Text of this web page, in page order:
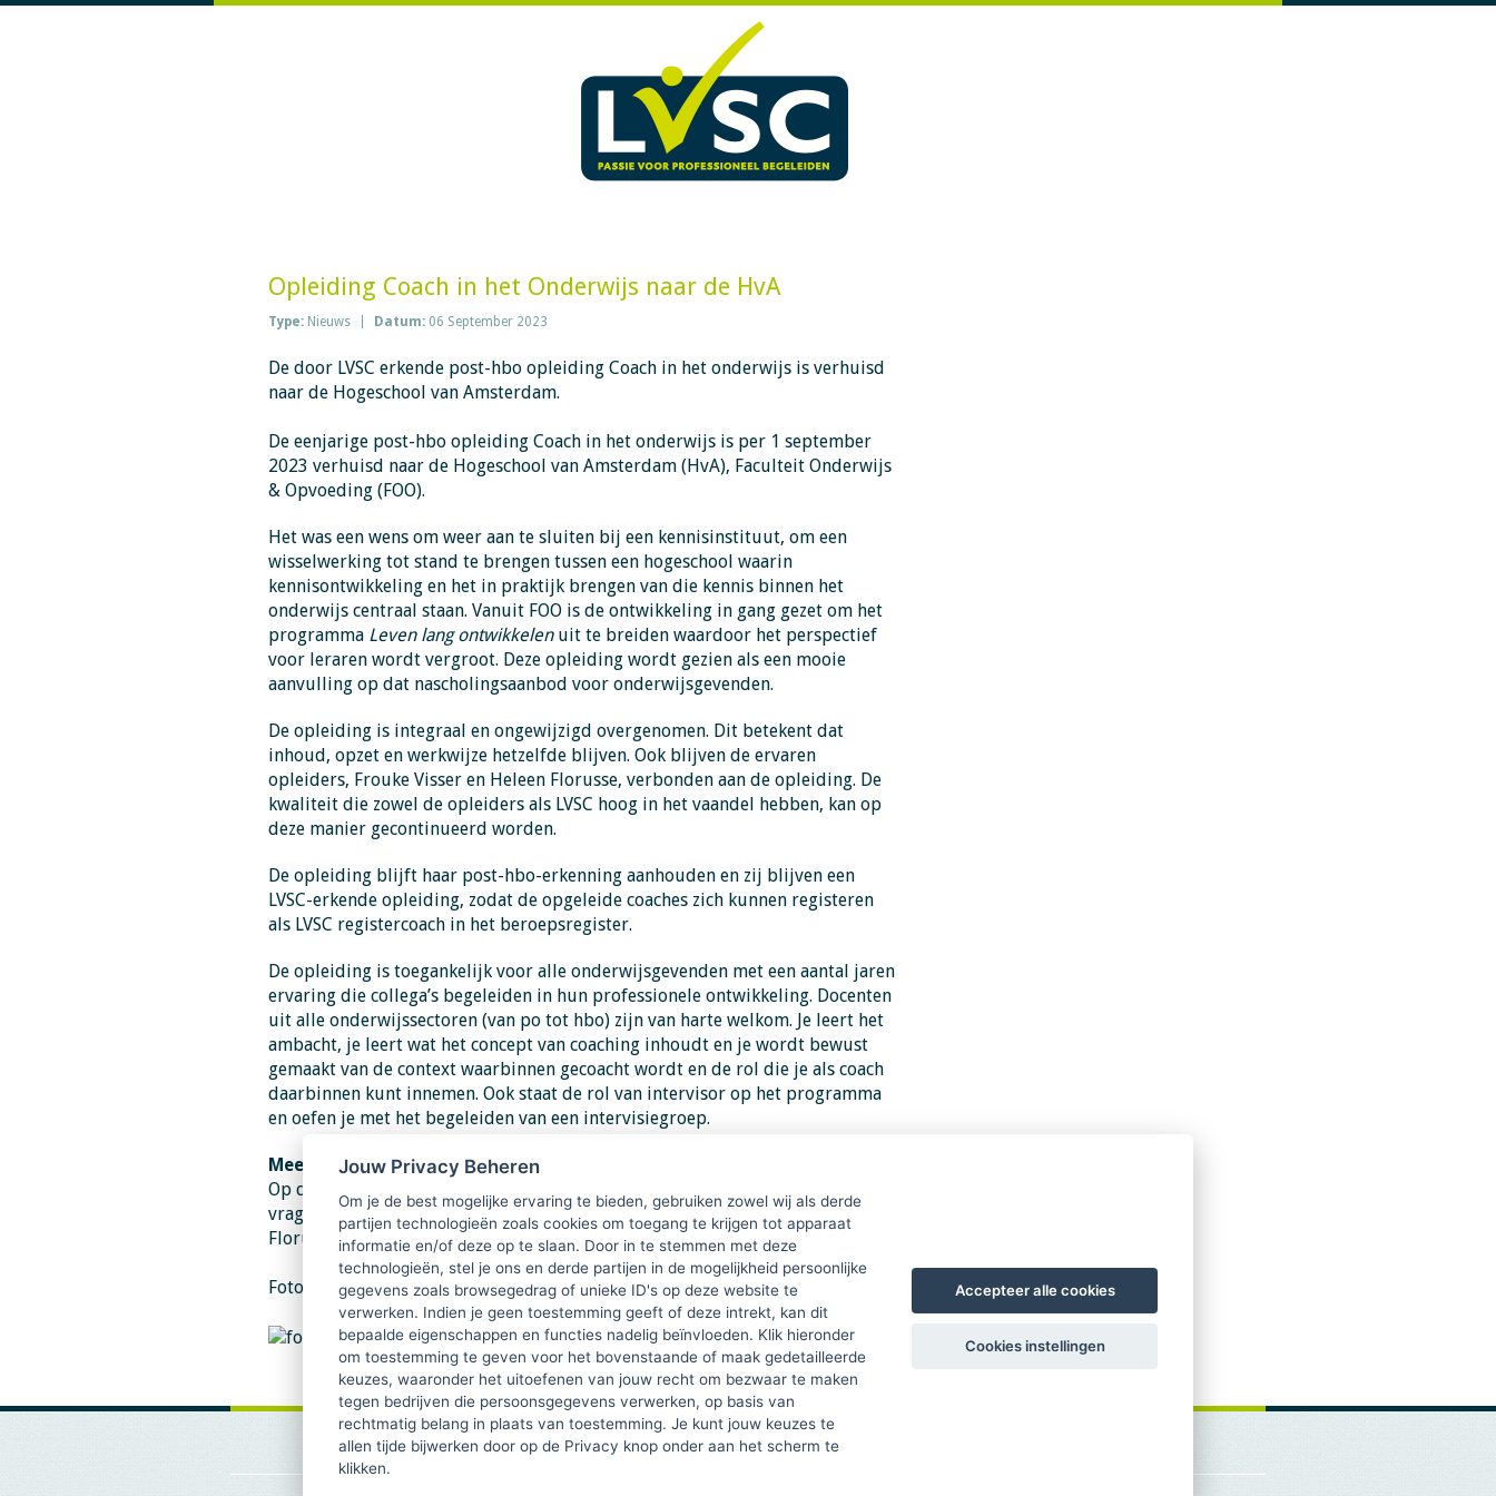
Opleiding Coach in het Onderwijs naar de HvA
Type: Nieuws Datum: 06 September 2023
De door LVSC erkende post-hbo opleiding Coach in het onderwijs is verhuisd
naar de Hogeschool van Amsterdam.
De eenjarige post-hbo opleiding Coach in het onderwijs is per 1 september
2023 verhuisd naar de Hogeschool van Amsterdam (HvA), Faculteit Onderwijs
& Opvoeding (FOO).
Het was een wens om weer aan te sluiten bij een kennisinstituut, om een
wisselwerking tot stand te brengen tussen een hogeschool waarin
kennisontwikkeling en het in praktijk brengen van die kennis binnen het
onderwijs centraal staan. Vanuit FOO is de ontwikkeling in gang gezet om het
programma Leven lang ontwikkelenuit te breiden waardoor het perspectief
voor leraren wordt vergroot. Deze opleiding wordt gezien als een mooie
aanvulling op dat nascholingsaanbod voor onderwijsgevenden.
De opleiding is integraal en ongewijzigd overgenomen. Dit betekent dat
inhoud, opzet en werkwijze hetzelfde blijven. Ook blijven de ervaren
opleiders, Frouke Visser en Heleen Florusse, verbonden aan de opleiding. De
kwaliteit die zowel de opleiders als LVSC hoog in het vaandel hebben, kan op
deze manier gecontinueerd worden.
De opleiding blijft haar post-hbo-erkenning aanhouden en zij blijven een
LVSC-erkende opleiding, zodat de opgeleide coaches zich kunnen registeren
als LVSC registercoach in het beroepsregister.
De opleiding is toegankelijk voor alle onderwijsgevenden met een aantal jaren
ervaring die collega’s begeleiden in hun professionele ontwikkeling. Docenten
uit alle onderwijssectoren (van po tot hbo) zijn van harte welkom. Je leert het
ambacht, je leert wat het concept van coaching inhoudt en je wordt bewust
gemaakt van de context waarbinnen gecoacht wordt en de rol die je als coach
daarbinnen kunt innemen. Ook staat de rol van intervisor op het programma
en oefen je met het begeleiden van een intervisiegroep.
Meer informatie
Op de
vragen over de opleiding? Neem dan contact op met de opleiders Heleen
Florusse, h.m.florusse@hva.nl of Frouke Visser, f.m.visser@hva.nl
Foto: links Heleen Florusse en rechts Frouke Visser
Jouw Privacy Beheren
Om je de best mogelijke ervaring te bieden, gebruiken zowel wij als derde
partijen technologieën zoals cookies om toegang te krijgen tot apparaat
informatie en/of deze op te slaan. Door in te stemmen met deze
technologieën, stel je ons en derde partijen in de mogelijkheid persoonlijke
gegevens zoals browsegedrag of unieke ID's op deze website te
verwerken. Indien je geen toestemming geeft of deze intrekt, kan dit
bepaalde eigenschappen en functies nadelig beïnvloeden. Klik hieronder
om toestemming te geven voor het bovenstaande of maak gedetailleerde
keuzes, waaronder het uitoefenen van jouw recht om bezwaar te maken
tegen bedrijven die persoonsgegevens verwerken, op basis van
rechtmatig belang in plaats van toestemming. Je kunt jouw keuzes te
allen tijde bijwerken door op de Privacy knop onder aan het scherm te
klikken.
Accepteer alle cookies
Cookies instellingen